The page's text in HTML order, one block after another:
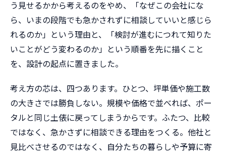
う見せるかから考えるのをやめ、「なぜこの会社にな
ら、いまの段階でも急かされずに相談していいと感じら
れるのか」という理由と、「検討が進むにつれて知りた
いことがどう変わるのか」という順番を先に描くこと
を、設計の起点に置きました。
考え方の芯は、四つあります。ひとつ、坪単価や施工数
の大きさでは勝負しない。規模や価格で並べれば、ポー
タルと同じ土俵に戻ってしまうからです。ふたつ、比較
ではなく、急かさずに相談できる理由をつくる。他社と
見比べさせるのではなく、自分たちの暮らしや予算に寄